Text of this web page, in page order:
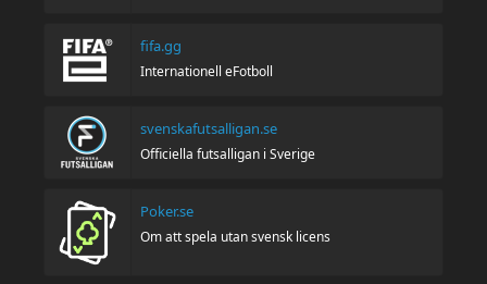
fifa.gg
Internationell eFotboll
svenskafutsalligan.se
Officiella futsalligan i Sverige
Poker.se
Om att spela utan svensk licens